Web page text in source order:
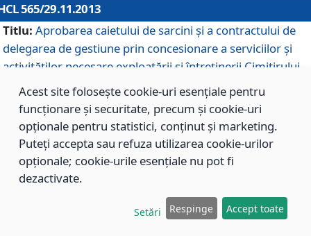
565/29.11.2013
Titlu: Aprobarea caietului de sarcini şi a contractului de
delegarea de gestiune prin concesionare a serviciilor şi
activităţilor necesare exploatării şi întreţinerii Cimitirului
Municipal Braşov situat în str. Dimitrie Anghel nr. 19.
564/29.11.2013
Titlu: Completarea şi modificarea H.C.L. nr. 446/2013,
care s-a aprobat studiul de fundamentare pentru
Acest site folosește cookie-uri esențiale pentru
funcționare și securitate, precum și cookie-uri
opționale pentru statistici, conținut și marketing.
Puteți accepta sau refuza utilizarea cookie-urilor
opționale; cookie-urile esențiale nu pot fi
dezactivate.
Setări Respinge Accept toate